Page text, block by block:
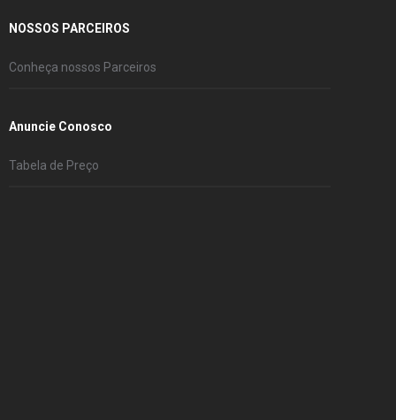
NOSSOS PARCEIROS
Conheça nossos Parceiros
Anuncie Conosco
Tabela de Preço